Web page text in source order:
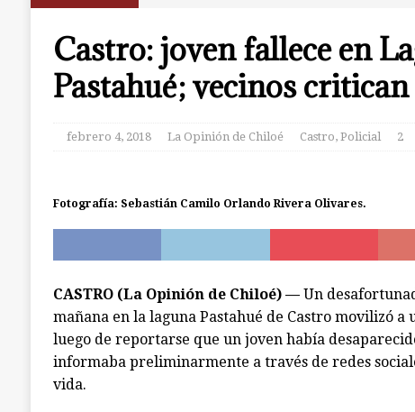
[ julio 18, 2026 ] Calbuco: Armada detiene a 3
investigación abierta en Castro CALBUCO
la zona de cajeros del Banco de Chile
dineros destinados a atenciones de salud
Castro: joven fallece en
Pastahué; vecinos
febrero 4, 2018 La Opinión de Chiloé Castro, Policial 2
Fotografía: Sebastián Camilo Orlando Rivera Olivares.
CASTRO (La Opinión de Chiloé) —Un
mañana en la laguna Pastahué de Castro movilizó a
luego de reportarse que un joven había
informaba preliminarmente a través de redes
vida.